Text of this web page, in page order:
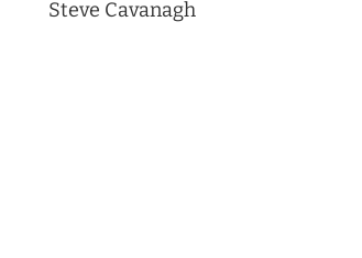
Steve Cavanagh